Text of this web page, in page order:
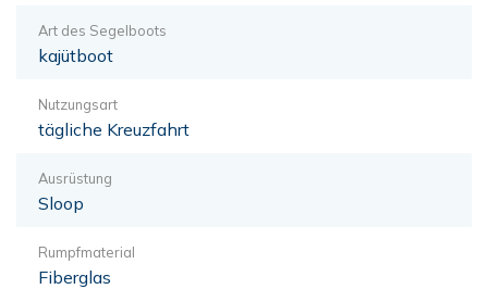
Art des Segelboots
kajütboot
Nutzungsart
tägliche Kreuzfahrt
Ausrüstung
Sloop
Rumpfmaterial
Fiberglas